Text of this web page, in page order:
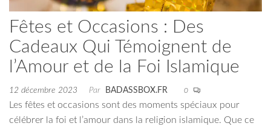
Fêtes et Occasions : Des
Cadeaux Qui Témoignent de
l’Amour et de la Foi Islamique
12 décembre 2023 Par BADASSBOX.FR 0
Les fêtes et occasions sont des moments spéciaux pour
célébrer la foi et l’amour dans la religion islamique. Que ce